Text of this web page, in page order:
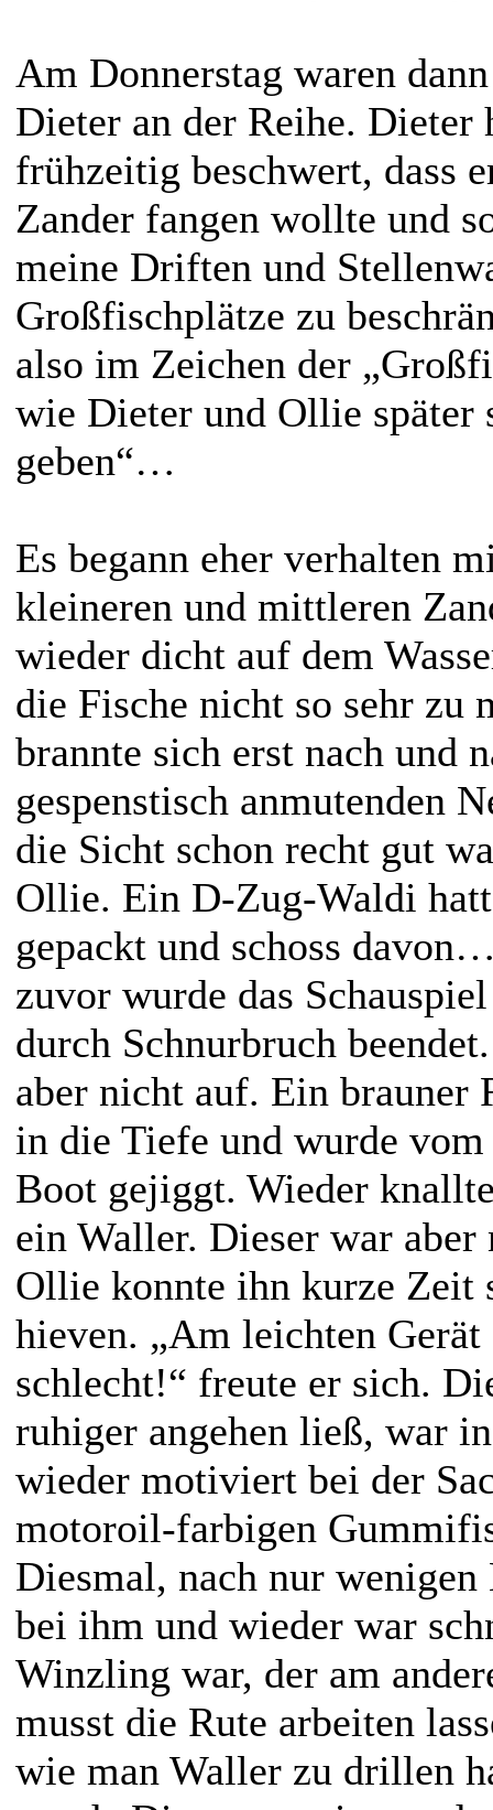
Am Donnerstag waren
Dieter an der Reihe. Dieter
frühzeitig beschwert, dass
Zander fangen wollte und
meine Driften und
Großfischplätze zu
also im Zeichen der
wie Dieter und Ollie später
geben“…
Es begann eher verhalten
kleineren und mittleren
wieder dicht auf dem
die Fische nicht so sehr zu
brannte sich erst nach und
gespenstisch anmutenden
die Sicht schon recht gut
Ollie. Ein D-Zug-Waldi
gepackt und schoss
zuvor wurde das
durch Schnurbruch
aber nicht auf. Ein brauner
in die Tiefe und wurde
Boot gejiggt. Wieder
ein Waller. Dieser war
Ollie konnte ihn kurze Zeit
hieven. „Am leichten
schlecht!“ freute er sich.
ruhiger angehen ließ, war
wieder motiviert bei der
motoroil-farbigen
Diesmal, nach nur
bei ihm und wieder war
Winzling war, der am
musst die Rute arbeiten
wie man Waller zu drillen